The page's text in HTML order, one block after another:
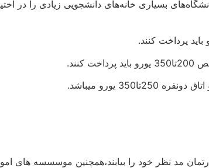
بسیاری خانه‌های دانشجویی زیادی را در
مد نظر خود را بیابند،همچنین موسسسه های